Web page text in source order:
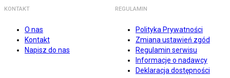
KONTAKT
O nas
Kontakt
Napisz do nas
REGULAMIN
Polityka Prywatności
Zmiana ustawień zgód
Regulamin serwisu
Informacje o nadawcy
Deklaracja dostępności